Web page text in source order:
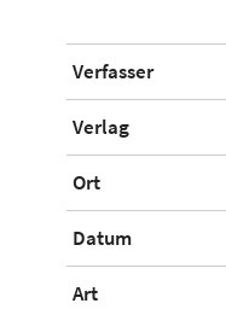
Verfasser
Verlag
Ort
Datum
Art